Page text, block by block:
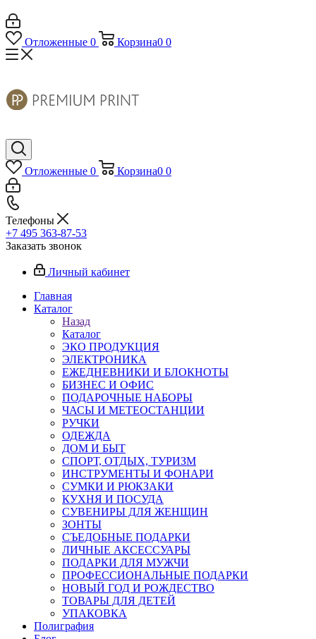
Отложенные 0 Корзина0 0
Отложенные 0 Корзина0 0
Телефоны
+7 495 363-87-53
Заказать звонок
Личный кабинет
Главная
Каталог
Назад
Каталог
ЭКО ПРОДУКЦИЯ
ЭЛЕКТРОНИКА
ЕЖЕДНЕВНИКИ И БЛОКНОТЫ
БИЗНЕС И ОФИС
ПОДАРОЧНЫЕ НАБОРЫ
ЧАСЫ И МЕТЕОСТАНЦИИ
РУЧКИ
ОДЕЖДА
ДОМ И БЫТ
СПОРТ, ОТДЫХ, ТУРИЗМ
ИНСТРУМЕНТЫ И ФОНАРИ
СУМКИ И РЮКЗАКИ
КУХНЯ И ПОСУДА
СУВЕНИРЫ ДЛЯ ЖЕНЩИН
ЗОНТЫ
СЪЕДОБНЫЕ ПОДАРКИ
ЛИЧНЫЕ АКСЕССУАРЫ
ПОДАРКИ ДЛЯ МУЖЧИ
ПРОФЕССИОНАЛЬНЫЕ ПОДАРКИ
НОВЫЙ ГОД И РОЖДЕСТВО
ТОВАРЫ ДЛЯ ДЕТЕЙ
УПАКОВКА
Полиграфия